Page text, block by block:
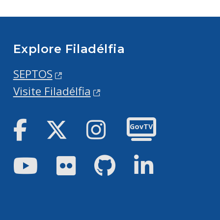
Explore Filadélfia
SEPTOS
Visite Filadélfia
Facebook TwitterInstagram
GovTV
YoutubeFlickr GitHubLinkedIn